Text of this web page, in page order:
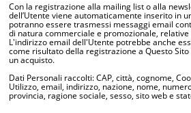
Con la registrazione alla mailing list o alla
dell’Utente viene automaticamente inserito in
potranno essere trasmessi messaggi email
di natura commerciale e promozionale, relative
L'indirizzo email dell'Utente potrebbe anche
come risultato della registrazione a Questo
un acquisto.
Dati Personali raccolti: CAP, città, cognome,
Utilizzo, email, indirizzo, nazione, nome,
provincia, ragione sociale, sesso, sito web e